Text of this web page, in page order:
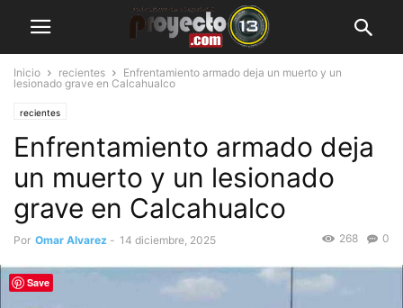
Inicio recientes
Enfrentamiento armado deja un muerto y un
lesionado grave en Calcahualco
recientes
Enfrentamiento armado deja
un muerto y un lesionado
grave en Calcahualco
Por Omar Alvarez - 14 diciembre, 2025 0
268
Save